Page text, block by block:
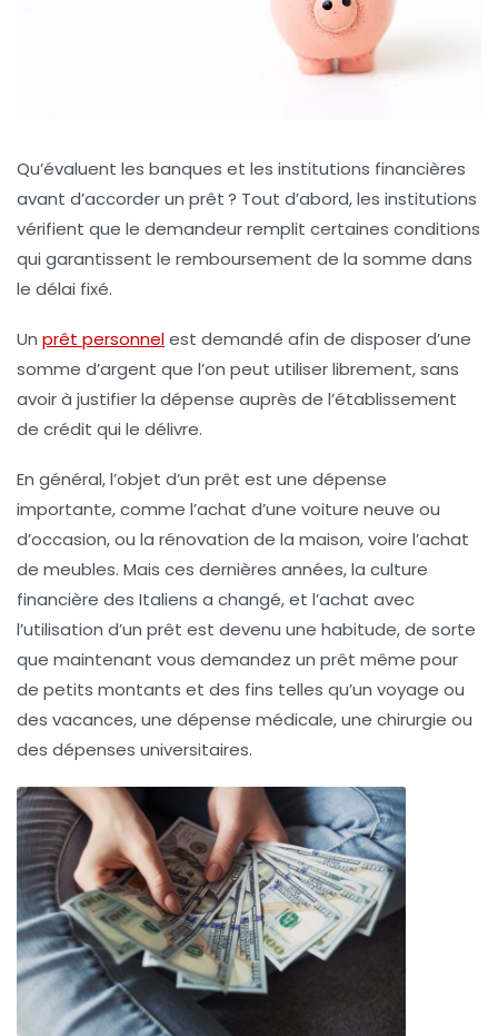
Qu’évaluent les banques et les institutions financières
avant d’accorder un prêt ? Tout d’abord, les institutions
vérifient que le demandeur remplit certaines conditions
qui garantissent le remboursement de la somme dans
le délai fixé.
Un prêt personnelest demandé afin de disposer d’une
somme d’argent que l’on peut utiliser librement, sans
avoir à justifier la dépense auprès de l’établissement
de crédit qui le délivre.
En général, l’objet d’un prêt est une dépense
importante, comme l’achat d’une voiture neuve ou
d’occasion, ou la rénovation de la maison, voire l’achat
de meubles. Mais ces dernières années, la culture
financière des Italiens a changé, et l’achat avec
l’utilisation d’un prêt est devenu une habitude, de sorte
que maintenant vous demandez un prêt même pour
de petits montants et des fins telles qu’un voyage ou
des vacances, une dépense médicale, une chirurgie ou
des dépenses universitaires.